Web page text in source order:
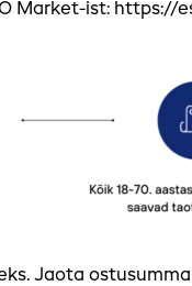
Market-ist:
Jaota